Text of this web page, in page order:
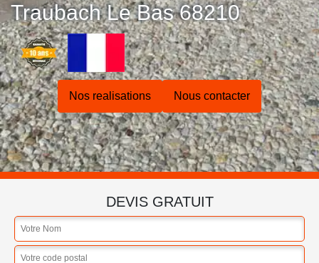
Traubach Le Bas 68210
Nos realisations Nous contacter
DEVIS GRATUIT